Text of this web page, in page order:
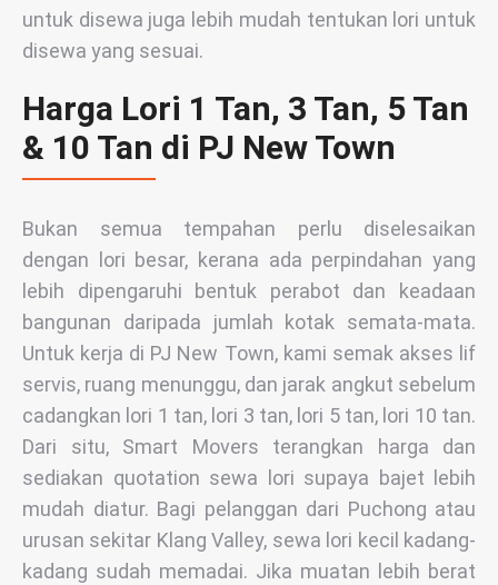
untuk disewa juga lebih mudah tentukan lori untuk
disewa yang sesuai.
Harga Lori 1 Tan, 3 Tan, 5 Tan
& 10 Tan di PJ New Town
Bukan semua tempahan perlu diselesaikan
dengan lori besar, kerana ada perpindahan yang
lebih dipengaruhi bentuk perabot dan keadaan
bangunan daripada jumlah kotak semata-mata.
Untuk kerja di PJ New Town, kami semak akses lif
servis, ruang menunggu, dan jarak angkut sebelum
cadangkan lori 1 tan, lori 3 tan, lori 5 tan, lori 10 tan.
Dari situ, Smart Movers terangkan harga dan
sediakan quotation sewa lori supaya bajet lebih
mudah diatur. Bagi pelanggan dari Puchong atau
urusan sekitar Klang Valley, sewa lori kecil kadang-
kadang sudah memadai. Jika muatan lebih berat